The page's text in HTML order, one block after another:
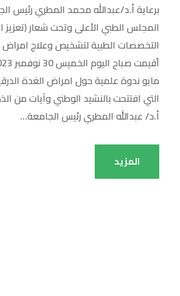
برعاية أ.د/عبدالله محمد المطري رئيس
المجلس الطبي الأعلى وتحت شعار (تعزيز
التخصصات الطبية لتشخيص وعلاج امراض
مايو ندوة علمية حول امراض الغدة
التي افتتحت بالنشيد الوطني وآيات من
أ.د/ عبدالله المطري رئيس الجامعة...
المزيد